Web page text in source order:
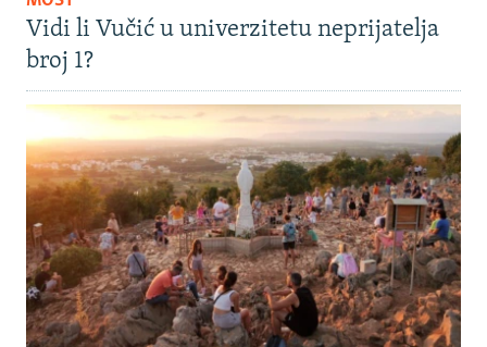
Vidi li Vučić u univerzitetu neprijatelja
broj 1?